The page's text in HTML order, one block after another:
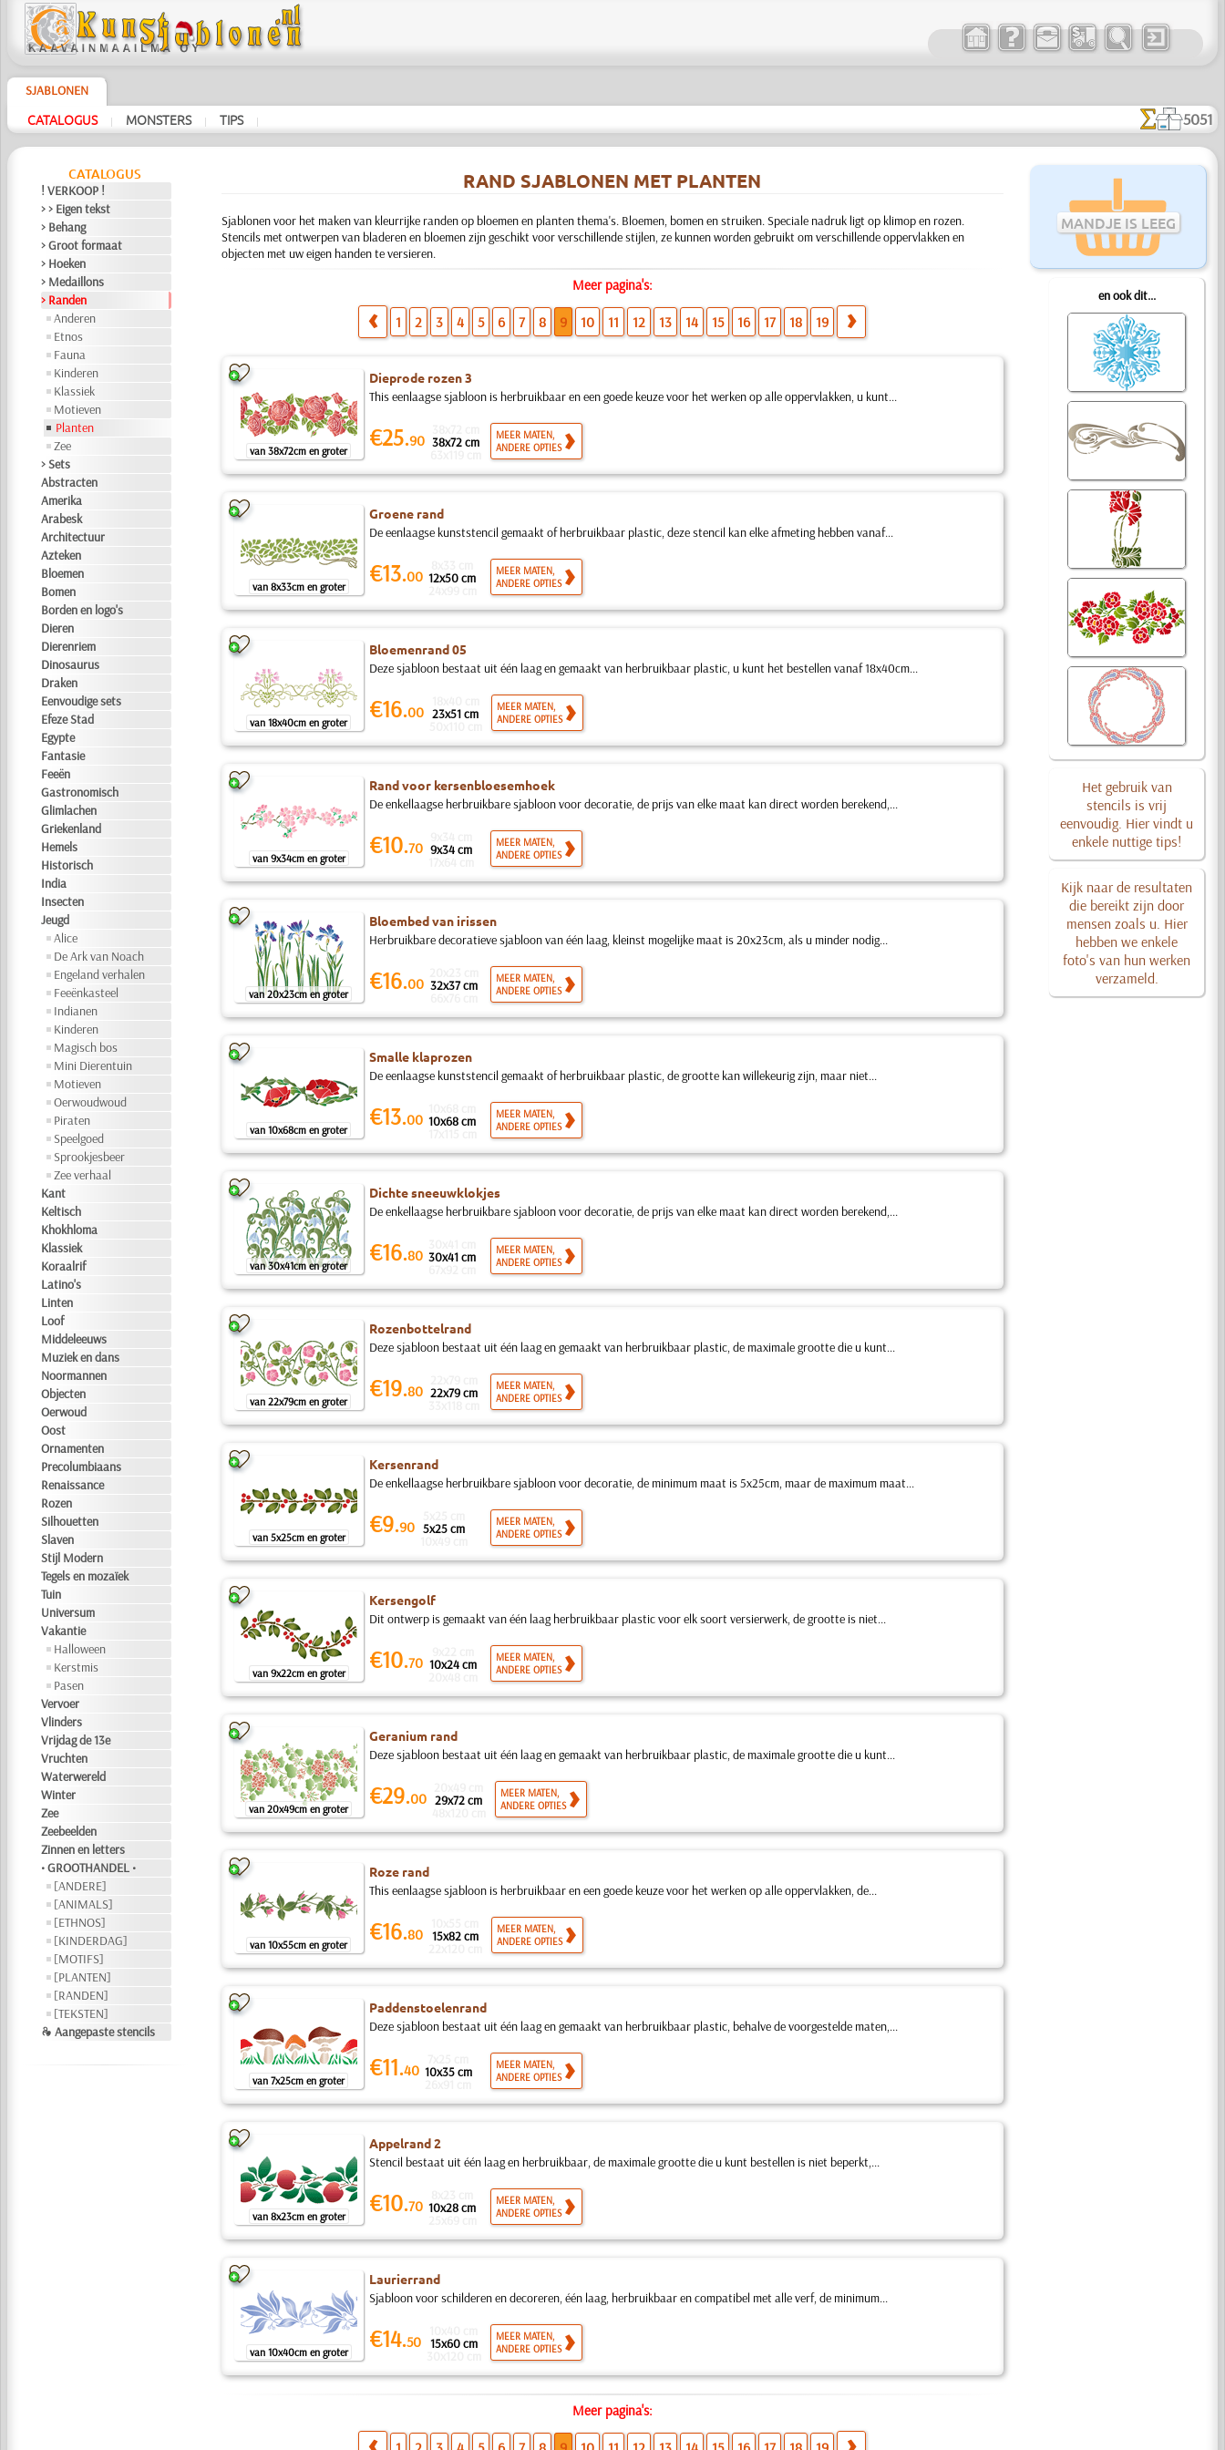
SJABLONEN
CATALOGUS | MONSTERS | TIPS | 5051
CATALOGUS
! VERKOOP !
> > Eigen tekst
> Behang
> Groot formaat
> Hoeken
> Medaillons
> Randen
Anderen
Etnos
Fauna
Kinderen
Klassiek
Motieven
Planten
Zee
> Sets
Abstracten
Amerika
Arabesk
Architectuur
Azteken
Bloemen
Bomen
Borden en logo's
Dieren
Dierenriem
Dinosaurus
Draken
Eenvoudige sets
Efeze Stad
Egypte
Fantasie
Feeën
Gastronomisch
Glimlachen
Griekenland
Hemels
Historisch
India
Insecten
Jeugd
Alice
De Ark van Noach
Engeland verhalen
Feeënkasteel
Indianen
Kinderen
Magisch bos
Mini Dierentuin
Motieven
Oerwoudwoud
Piraten
Speelgoed
Sprookjesbeer
Zee verhaal
Kant
Keltisch
Khokhloma
Klassiek
Koraalrif
Latino's
Linten
Loof
Middeleeuws
Muziek en dans
Noormannen
Objecten
Oerwoud
Oost
Ornamenten
Precolumbiaans
Renaissance
Rozen
Silhouetten
Slaven
Stijl Modern
Tegels en mozaïek
Tuin
Universum
Vakantie
Halloween
Kerstmis
Pasen
Vervoer
Vlinders
Vrijdag de 13e
Vruchten
Waterwereld
Winter
Zee
Zeebeelden
Zinnen en letters
• GROOTHANDEL •
[ANDERE]
[ANIMALS]
[ETHNOS]
[KINDERDAG]
[MOTIFS]
[PLANTEN]
[RANDEN]
[TEKSTEN]
❧ Aangepaste stencils
MANDJE IS LEEG
en ook dit...
Het gebruik van
stencils is vrij
eenvoudig. Hier vindt u
enkele nuttige tips!
Kijk naar de resultaten
die bereikt zijn door
mensen zoals u. Hier
hebben we enkele
foto's van hun werken
verzameld.
RAND SJABLONEN MET PLANTEN
Sjablonen voor het maken van kleurrijke randen op bloemen en planten thema's. Bloemen, bomen en struiken. Speciale nadruk ligt op klimop en rozen.
Stencils met ontwerpen van bladeren en bloemen zijn geschikt voor verschillende stijlen, ze kunnen worden gebruikt om verschillende oppervlakken en
objecten met uw eigen handen te versieren.
Meer pagina's:
1 2 3 4 5 6 7 8 9 10 11 12 13 14 15 16 17 18 19
van 38x72cm en groter
Dieprode rozen 3
This eenlaagse sjabloon is herbruikbaar en een goede keuze voor het werken op alle oppervlakken, u kunt...
€25.90 38x72 cm
MEER MATEN,
ANDERE OPTIES
van 8x33cm en groter
Groene rand
De eenlaagse kunststencil gemaakt of herbruikbaar plastic, deze stencil kan elke afmeting hebben vanaf...
€13.00 12x50 cm
MEER MATEN,
ANDERE OPTIES
van 18x40cm en groter
Bloemenrand 05
Deze sjabloon bestaat uit één laag en gemaakt van herbruikbaar plastic, u kunt het bestellen vanaf 18x40cm...
€16.00 23x51 cm
MEER MATEN,
ANDERE OPTIES
van 9x34cm en groter
Rand voor kersenbloesemhoek
De enkellaagse herbruikbare sjabloon voor decoratie, de prijs van elke maat kan direct worden berekend,...
€10.70 9x34 cm
MEER MATEN,
ANDERE OPTIES
van 20x23cm en groter
Bloembed van irissen
Herbruikbare decoratieve sjabloon van één laag, kleinst mogelijke maat is 20x23cm, als u minder nodig...
€16.00 32x37 cm
MEER MATEN,
ANDERE OPTIES
van 10x68cm en groter
Smalle klaprozen
De eenlaagse kunststencil gemaakt of herbruikbaar plastic, de grootte kan willekeurig zijn, maar niet...
€13.00 10x68 cm
MEER MATEN,
ANDERE OPTIES
van 30x41cm en groter
Dichte sneeuwklokjes
De enkellaagse herbruikbare sjabloon voor decoratie, de prijs van elke maat kan direct worden berekend,...
€16.80 30x41 cm
MEER MATEN,
ANDERE OPTIES
van 22x79cm en groter
Rozenbottelrand
Deze sjabloon bestaat uit één laag en gemaakt van herbruikbaar plastic, de maximale grootte die u kunt...
€19.80 22x79 cm
MEER MATEN,
ANDERE OPTIES
van 5x25cm en groter
Kersenrand
De enkellaagse herbruikbare sjabloon voor decoratie, de minimum maat is 5x25cm, maar de maximum maat...
€9.90 5x25 cm
MEER MATEN,
ANDERE OPTIES
van 9x22cm en groter
Kersengolf
Dit ontwerp is gemaakt van één laag herbruikbaar plastic voor elk soort versierwerk, de grootte is niet...
€10.70 10x24 cm
MEER MATEN,
ANDERE OPTIES
van 20x49cm en groter
Geranium rand
Deze sjabloon bestaat uit één laag en gemaakt van herbruikbaar plastic, de maximale grootte die u kunt...
€29.00 29x72 cm
MEER MATEN,
ANDERE OPTIES
van 10x55cm en groter
Roze rand
This eenlaagse sjabloon is herbruikbaar en een goede keuze voor het werken op alle oppervlakken, de...
€16.80 15x82 cm
MEER MATEN,
ANDERE OPTIES
van 7x25cm en groter
Paddenstoelenrand
Deze sjabloon bestaat uit één laag en gemaakt van herbruikbaar plastic, behalve de voorgestelde maten,...
€11.40 10x35 cm
MEER MATEN,
ANDERE OPTIES
van 8x23cm en groter
Appelrand 2
Stencil bestaat uit één laag en herbruikbaar, de maximale grootte die u kunt bestellen is niet beperkt,...
€10.70 10x28 cm
MEER MATEN,
ANDERE OPTIES
van 10x40cm en groter
Laurierrand
Sjabloon voor schilderen en decoreren, één laag, herbruikbaar en compatibel met alle verf, de minimum...
€14.50 15x60 cm
MEER MATEN,
ANDERE OPTIES
Meer pagina's: